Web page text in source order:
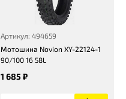
Артикул: 494659
Мотошина Novion XY-22124-1
90/100 16 58L
1 685 ₽